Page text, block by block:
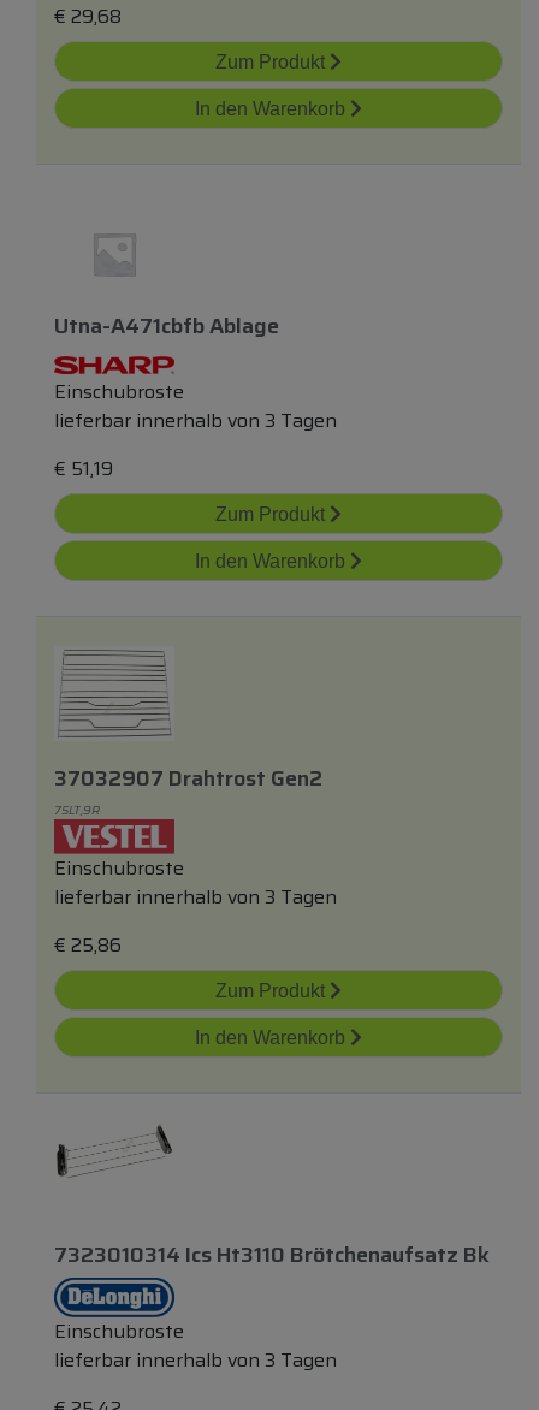
€ 29,68
Zum Produkt
In den Warenkorb
Utna-A471cbfb Ablage
Einschubroste
lieferbar innerhalb von 3 Tagen
€ 51,19
Zum Produkt
In den Warenkorb
37032907 Drahtrost Gen2
75LT,9R
Einschubroste
lieferbar innerhalb von 3 Tagen
€ 25,86
Zum Produkt
In den Warenkorb
7323010314 Ics Ht3110 Brötchenaufsatz Bk
Einschubroste
lieferbar innerhalb von 3 Tagen